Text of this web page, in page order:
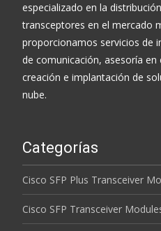
especializado en la
transceptores en el mercado
proporcionamos servicios de
de comunicación, asesoría
creación e implantación de
nube.
Categorías
Cisco SFP Plus Transceiver
Cisco SFP Transceiver